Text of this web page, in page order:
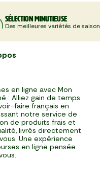
Sélection minutieuse
Des meilleures variétés de saison
en ligne avec Mon
: Alliez gain de temps
faire français en
notre service de
de produits frais et
livrés directement
Une expérience
en ligne pensée